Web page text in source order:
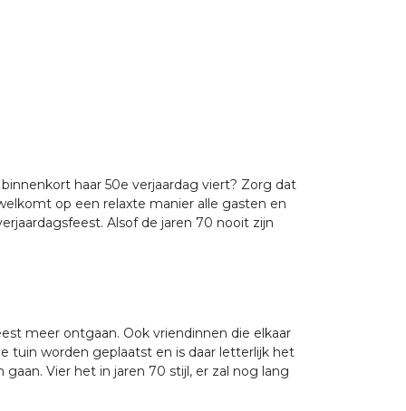
haar 50e verjaardag viert? Zorg dat
op een relaxte manier alle gasten en
Alsof de jaren 70 nooit zijn
meer ontgaan. Ook vriendinnen die elkaar
tuin worden geplaatst en is daar letterlijk het
Vier het in jaren 70 stijl, er zal nog lang